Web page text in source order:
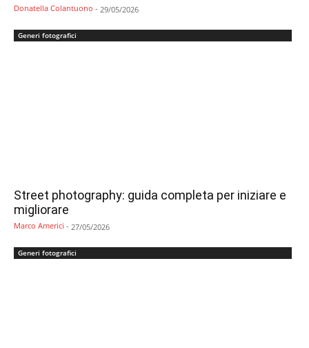
Donatella Colantuono - 29/05/2026
Generi fotografici
Street photography: guida completa per iniziare e
migliorare
Marco Americi - 27/05/2026
Generi fotografici